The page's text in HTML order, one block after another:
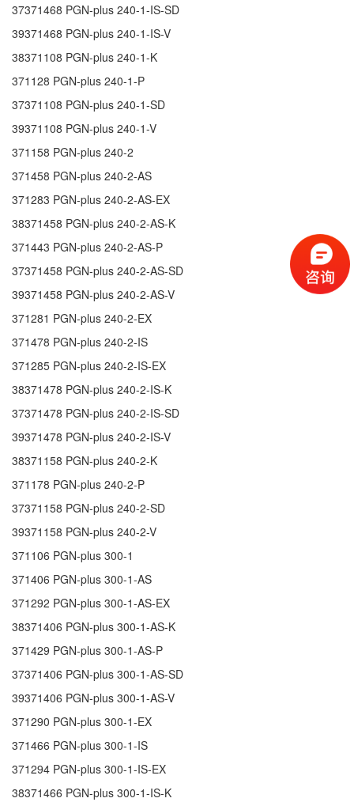
37371468 PGN-plus 240-1-IS-SD
39371468 PGN-plus 240-1-IS-V
38371108 PGN-plus 240-1-K
371128 PGN-plus 240-1-P
37371108 PGN-plus 240-1-SD
39371108 PGN-plus 240-1-V
371158 PGN-plus 240-2
371458 PGN-plus 240-2-AS
371283 PGN-plus 240-2-AS-EX
38371458 PGN-plus 240-2-AS-K
371443 PGN-plus 240-2-AS-P
37371458 PGN-plus 240-2-AS-SD
39371458 PGN-plus 240-2-AS-V
371281 PGN-plus 240-2-EX
371478 PGN-plus 240-2-IS
371285 PGN-plus 240-2-IS-EX
38371478 PGN-plus 240-2-IS-K
37371478 PGN-plus 240-2-IS-SD
39371478 PGN-plus 240-2-IS-V
38371158 PGN-plus 240-2-K
371178 PGN-plus 240-2-P
37371158 PGN-plus 240-2-SD
39371158 PGN-plus 240-2-V
371106 PGN-plus 300-1
371406 PGN-plus 300-1-AS
371292 PGN-plus 300-1-AS-EX
38371406 PGN-plus 300-1-AS-K
371429 PGN-plus 300-1-AS-P
37371406 PGN-plus 300-1-AS-SD
39371406 PGN-plus 300-1-AS-V
371290 PGN-plus 300-1-EX
371466 PGN-plus 300-1-IS
371294 PGN-plus 300-1-IS-EX
38371466 PGN-plus 300-1-IS-K